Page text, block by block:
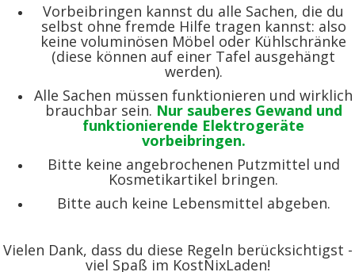
Vorbeibringen kannst du alle Sachen, die du
selbst ohne fremde Hilfe tragen kannst: also
keine voluminösen Möbel oder Kühlschränke
(diese können auf einer Tafel ausgehängt
werden).
Alle Sachen müssen funktionieren und wirklich
brauchbar sein. Nur sauberes Gewand und
funktionierende Elektrogeräte
vorbeibringen.
Bitte keine angebrochenen Putzmittel und
Kosmetikartikel bringen.
Bitte auch keine Lebensmittel abgeben.
Vielen Dank, dass du diese Regeln berücksichtigst -
viel Spaß im KostNixLaden!